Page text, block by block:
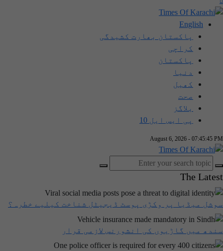
English
پاکستان بھارت کشیدگی
کراچی
پاکستان
دنیا
کھیل
صحت
بلاگز
پی ایس ایل 10
August 6, 2026 - 07:45:45 PM
The Latest
سوشل میڈیا پر وکڑی پوسٹ ڈیجیٹل شناخت کیلیے خطرہ؟
سندھ میں گاڑیوں کی انشورنس لازمی قرار